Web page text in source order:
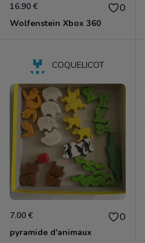
16.90 € 0
Wolfenstein Xbox 360
COQUELICOT
7.00 € 0
pyramide d'animaux